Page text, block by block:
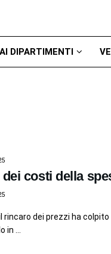
DIPARTIMENTI
dei costi della
rincaro dei prezzi ha
...